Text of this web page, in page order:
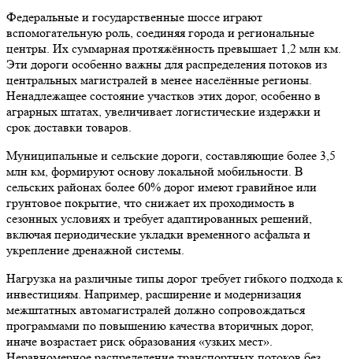
Федеральные и государственные шоссе играют
вспомогательную роль, соединяя города и региональные
центры. Их суммарная протяжённость превышает 1,2 млн км.
Эти дороги особенно важны для распределения потоков из
центральных магистралей в менее населённые регионы.
Ненадлежащее состояние участков этих дорог, особенно в
аграрных штатах, увеличивает логистические издержки и
срок доставки товаров.
Муниципальные и сельские дороги, составляющие более 3,5
млн км, формируют основу локальной мобильности. В
сельских районах более 60% дорог имеют гравийное или
грунтовое покрытие, что снижает их проходимость в
сезонных условиях и требует адаптированных решений,
включая периодические укладки временного асфальта и
укрепление дренажной системы.
Нагрузка на различные типы дорог требует гибкого подхода к
инвестициям. Например, расширение и модернизация
межштатных автомагистралей должно сопровождаться
программами по повышению качества вторичных дорог,
иначе возрастает риск образования «узких мест».